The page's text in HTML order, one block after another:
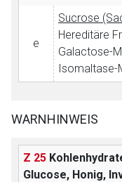
e
Sucrose
Hereditäre
Galactose-
Isomaltase-
WARNHINWEIS
Z 25
Glucose, Honig,